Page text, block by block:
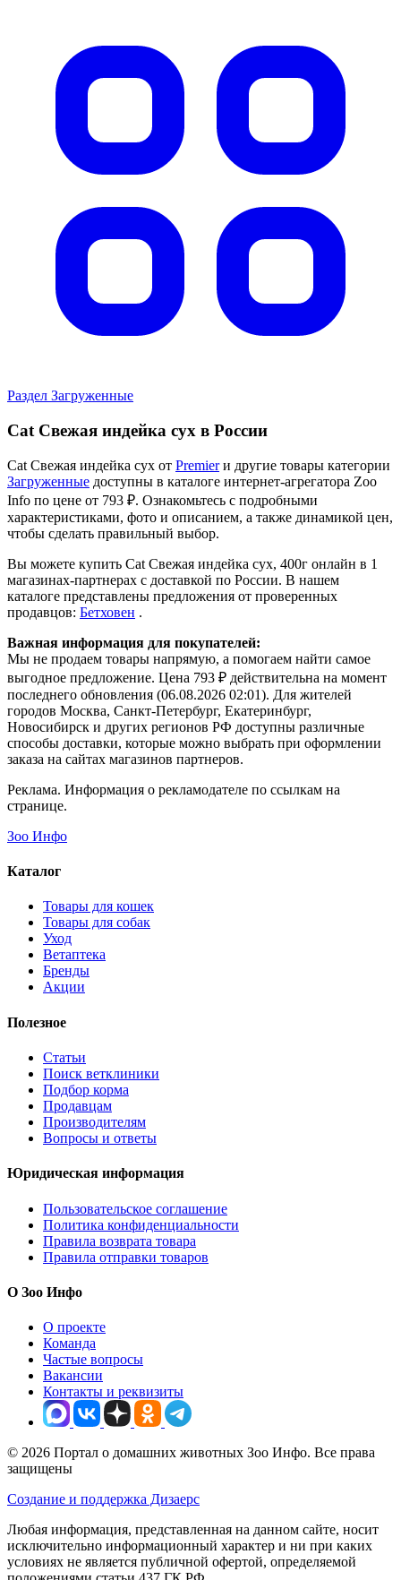
Раздел Загруженные
Cat Свежая индейка сух в России
Cat Свежая индейка сух от Premierи другие товары категории
Загруженные доступны в каталоге интернет-агрегатора Zoo
Info по цене от 793 ₽. Ознакомьтесь с подробными
характеристиками, фото и описанием, а также динамикой цен,
чтобы сделать правильный выбор.
Вы можете купить Cat Свежая индейка сух, 400г онлайн в 1
магазинах-партнерах с доставкой по России. В нашем
каталоге представлены предложения от проверенных
продавцов: Бетховен .
Важная информация для покупателей:
Мы не продаем товары напрямую, а помогаем найти самое
выгодное предложение. Цена 793 ₽ действительна на момент
последнего обновления (06.08.2026 02:01). Для жителей
городов Москва, Санкт-Петербург, Екатеринбург,
Новосибирск и других регионов РФ доступны различные
способы доставки, которые можно выбрать при оформлении
заказа на сайтах магазинов партнеров.
Реклама. Информация о рекламодателе по ссылкам на
странице.
Зоо Инфо
Каталог
Товары для кошек
Товары для собак
Уход
Ветаптека
Бренды
Акции
Полезное
Статьи
Поиск ветклиники
Подбор корма
Продавцам
Производителям
Вопросы и ответы
Юридическая информация
Пользовательское соглашение
Политика конфиденциальности
Правила возврата товара
Правила отправки товаров
О Зоо Инфо
О проекте
Команда
Частые вопросы
Вакансии
Контакты и реквизиты
© 2026 Портал о домашних животных Зоо Инфо. Все права
защищены
Создание и поддержка Дизаерс
Любая информация, представленная на данном сайте, носит
исключительно информационный характер и ни при каких
условиях не является публичной офертой, определяемой